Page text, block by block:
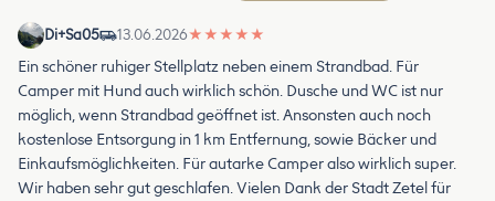
Di+Sa05 13.06.2026★ ★ ★ ★ ★
Ein schöner ruhiger Stellplatz neben einem Strandbad. Für
Camper mit Hund auch wirklich schön. Dusche und WC ist nur
möglich, wenn Strandbad geöffnet ist. Ansonsten auch noch
kostenlose Entsorgung in 1 km Entfernung, sowie Bäcker und
Einkaufsmöglichkeiten. Für autarke Camper also wirklich super.
Wir haben sehr gut geschlafen. Vielen Dank der Stadt Zetel für